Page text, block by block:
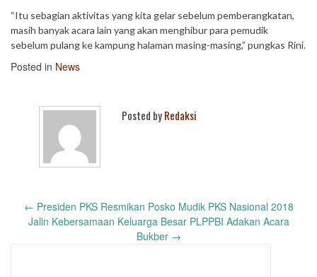
“Itu sebagian aktivitas yang kita gelar sebelum pemberangkatan,
masih banyak acara lain yang akan menghibur para pemudik
sebelum pulang ke kampung halaman masing-masing,” pungkas Rini.
Posted in News
Posted byRedaksi
Post
navigation
← Presiden PKS Resmikan Posko Mudik PKS Nasional 2018
Jalin Kebersamaan Keluarga Besar PLPPBI Adakan Acara
Bukber →